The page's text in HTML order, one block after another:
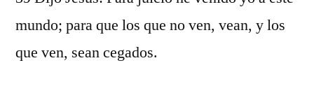
mundo; para que los que no ven, vean, y los
que ven, sean cegados.